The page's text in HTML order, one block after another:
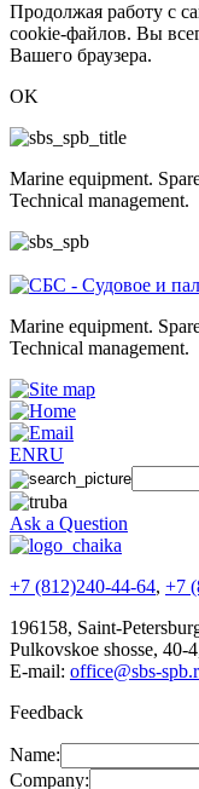
Продолжая работу с
cookie-файлов. Вы
Вашего браузера.
OK
Marine equipment.
Technical management.
Marine equipment.
Technical management.
ENRU
Ask a Question
+7 (812)240-44-64, +7
196158, Saint-
Pulkovskoe shosse, 40-
E-mail: office@sbs-
Feedback
Name:
Company: